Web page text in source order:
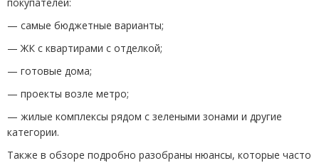
— самые бюджетные варианты;
— ЖК с квартирами с отделкой;
— готовые дома;
— проекты возле метро;
— жилые комплексы рядом с зелеными зонами и другие
категории.
Также в обзоре подробно разобраны нюансы, которые часто